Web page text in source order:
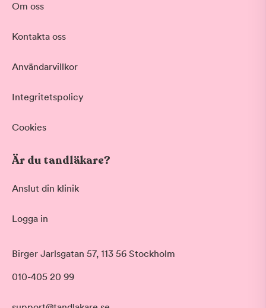
Akut tandvård
Basundersökning
Hygienistbehandling
Morgon
Om oss
Kontakta oss
Användarvillkor
Integritetspolicy
Cookies
Är du tandläkare?
Anslut din klinik
Logga in
Birger Jarlsgatan 57, 113 56 Stockholm
010-405 20 99